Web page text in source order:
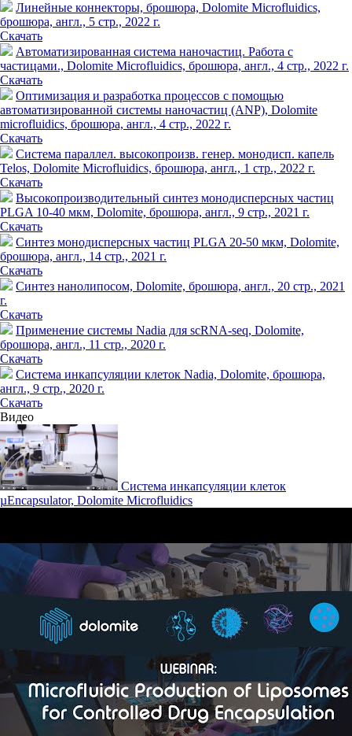
Линейные коннекторы, брошюра, Dolomite Microfluidics,
брошюра, англ., 5 стр., 2022 г.
Скачать
Автоматизированная система наночастиц. Работа с
частицами., Dolomite Microfluidics, брошюра, англ., 4 стр., 2022 г.
Скачать
Оптимизация и разработка процессов с помощью
автоматизированной системы наночастиц (ANP), Dolomite
microfluidics, брошюра, англ., 4 стр., 2022 г.
Скачать
Система параллел. высокопроизв. генер. монодисп. капель
Telos, Dolomite Microfluidics, брошюра, англ., 1 стр., 2022 г.
Скачать
Высокопроизводительный синтез монодисперсных частиц
PLGA 10-40 мкм, Dolomite, брошюра, англ., 9 стр., 2021 г.
Скачать
Синтез монодисперсных частиц PLGA 20-50 мкм, Dolomite,
брошюра, англ., 14 стр., 2021 г.
Скачать
Синтез нанолипосом, Dolomite, брошюра, англ., 20 стр., 2021
г.
Скачать
Применение системы Nadia для scRNA-seq, Dolomite,
брошюра, англ., 11 стр., 2020 г.
Скачать
Система инкапсуляции клеток Nadia, Dolomite, брошюра,
англ., 9 стр., 2020 г.
Скачать
Видео
Система инкапсуляции клеток
µEncapsulator, Dolomite Microfluidics